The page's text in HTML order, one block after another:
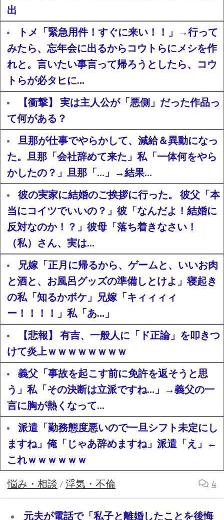
出
トメ「緊急用件！すぐに来い！！」→行って
みたら、忘年会に出るからコウトらにメシを作
れと。言いたい事言って帰ろうとしたら、コウ
トらが必タヒに...
【衝撃】 実は主人公が「悪側」だった作品っ
て何がある？
旦那が仕事でやらかして、減給＆異動になっ
た。旦那「会社辞めて来た」私「一体何をやら
かしたの？」旦那「…」→結果…
彼の実家に結婚のご挨拶に行った。 彼父「本
当にコイツでいいの？」彼「なんだよ！結婚に
反対なのか！？」彼母「落ち着きなさい！
（私）さん、実は...
兄嫁「正月に帰るから、ゲームと、いいお肉
と酒と、お風呂グッズの準備しとけよ」寝起き
の私「知るかボケ」兄嫁「キィィィィ
ー！！！！」私「あ…」
【悲報】 有吉、一般人に「ド正論」を叩きつ
けて炎上ｗｗｗｗｗｗｗｗ
義父「事故を起こす前に免許を返そうと思
う」私「その決断は立派ですね…」→義父の一
言に胸が熱くなって…
派遣「勤務態度悪いので一旦シフト未定にし
ますね」俺「じゃあ辞めますね」派遣「え」←
これｗｗｗｗｗｗ
悩み・相談 / 浮気・不倫 4
元夫が電話で「私子と離婚したことを後悔